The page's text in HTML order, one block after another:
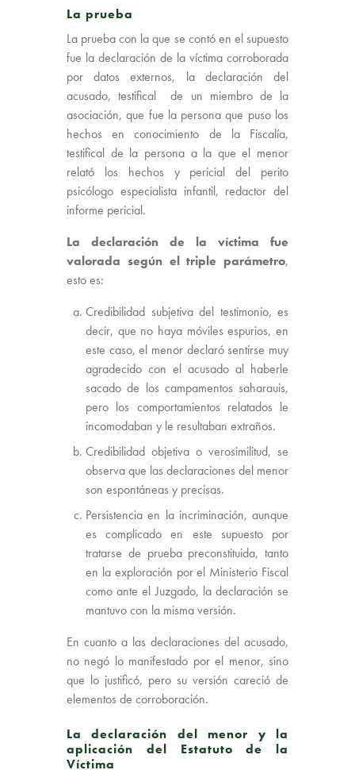
La prueba
La prueba con la que se contó en el supuesto
fue la declaración de la víctima corroborada
por datos externos, la declaración del
acusado, testifical de un miembro de la
asociación, que fue la persona que puso los
hechos en conocimiento de la Fiscalía,
testifical de la persona a la que el menor
relató los hechos y pericial del perito
psicólogo especialista infantil, redactor del
informe pericial.
La declaración de la víctima fue
valorada según el triple parámetro,
esto es:
Credibilidad subjetiva del testimonio, es
decir, que no haya móviles espurios, en
este caso, el menor declaró sentirse muy
agradecido con el acusado al haberle
sacado de los campamentos saharauis,
pero los comportamientos relatados le
incomodaban y le resultaban extraños.
Credibilidad objetiva o verosimilitud, se
observa que las declaraciones del menor
son espontáneas y precisas.
Persistencia en la incriminación, aunque
es complicado en este supuesto por
tratarse de prueba preconstituida, tanto
en la exploración por el Ministerio Fiscal
como ante el Juzgado, la declaración se
mantuvo con la misma versión.
En cuanto a las declaraciones del acusado,
no negó lo manifestado por el menor, sino
que lo justificó, pero su versión careció de
elementos de corroboración.
La declaración del menor y la
aplicación del Estatuto de la
Víctima